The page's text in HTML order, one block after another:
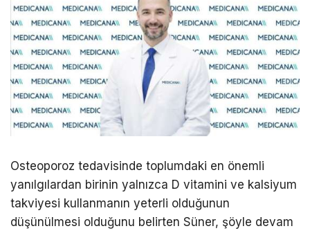
Osteoporoz tedavisinde toplumdaki en önemli
yanılgılardan birinin yalnızca D vitamini ve kalsiyum
takviyesi kullanmanın yeterli olduğunun
düşünülmesi olduğunu belirten Süner, şöyle devam